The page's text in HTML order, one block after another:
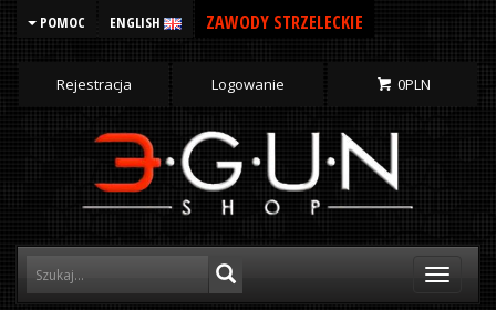
POMOC ENGLISH ZAWODY STRZELECKIE
Rejestracja Logowanie 0PLN
Toggle